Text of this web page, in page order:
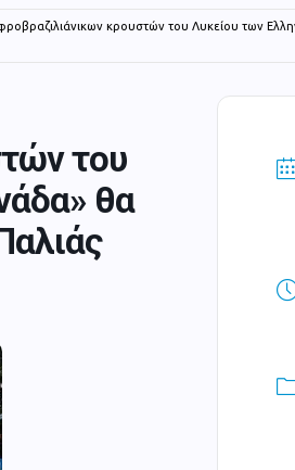
κρουστών του Λυκείου των
του
θα